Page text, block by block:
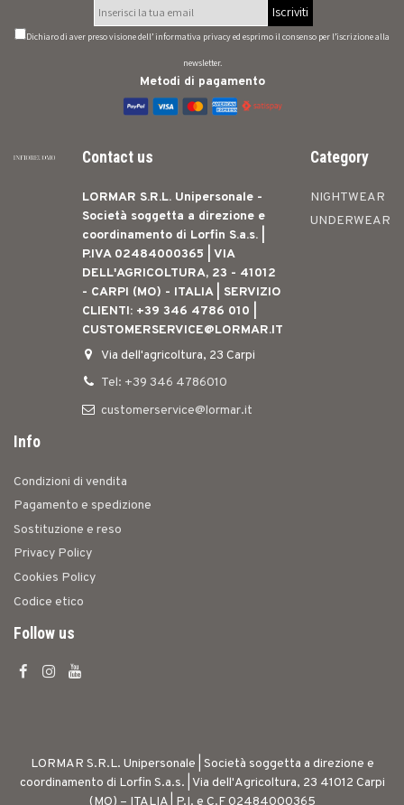
Iscriviti
Dichiaro di aver preso visione dell’informativa privacyed esprimo il consenso per l’iscrizione alla
newsletter.
Metodi di pagamento
Contact us
LORMAR S.R.L. Unipersonale -
Società soggetta a direzione e
coordinamento di Lorfin S.a.s. |
P.IVA 02484000365 | VIA
DELL'AGRICOLTURA, 23 - 41012
- CARPI (MO) - ITALIA | SERVIZIO
CLIENTI: +39 346 4786 010 |
CUSTOMERSERVICE@LORMAR.IT
Via dell'agricoltura, 23 Carpi
Tel: +39 346 4786010
customerservice@lormar.it
Category
NIGHTWEAR
UNDERWEAR
Info
Condizioni di vendita
Pagamento e spedizione
Sostituzione e reso
Privacy Policy
Cookies Policy
Codice etico
Follow us
LORMAR S.R.L. Unipersonale | Società soggetta a direzione e
coordinamento di Lorfin S.a.s. | Via dell'Agricoltura, 23 41012 Carpi
(MO) – ITALIA | P.I. e C.F 02484000365